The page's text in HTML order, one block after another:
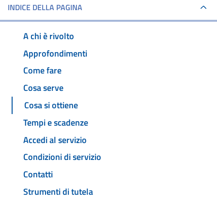
INDICE DELLA PAGINA
A chi è rivolto
Approfondimenti
Come fare
Cosa serve
Cosa si ottiene
Tempi e scadenze
Accedi al servizio
Condizioni di servizio
Contatti
Strumenti di tutela